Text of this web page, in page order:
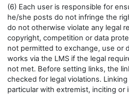
(6) Each user is responsible for
he/she posts do not infringe the
do not otherwise violate any legal
copyright, competition or data
not permitted to exchange, use or
works via the LMS if the legal
not met. Before setting links, the
checked for legal violations.
particular with extremist, inciting